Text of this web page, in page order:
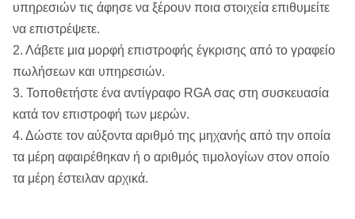
υπηρεσιών τις άφησε να ξέρουν ποια στοιχεία επιθυμείτε
να επιστρέψετε.
2. Λάβετε μια μορφή επιστροφής έγκρισης από το γραφείο
πωλήσεων και υπηρεσιών.
3. Τοποθετήστε ένα αντίγραφο RGA σας στη συσκευασία
κατά τον επιστροφή των μερών.
4. Δώστε τον αύξοντα αριθμό της μηχανής από την οποία
τα μέρη αφαιρέθηκαν ή ο αριθμός τιμολογίων στον οποίο
τα μέρη έστειλαν αρχικά.